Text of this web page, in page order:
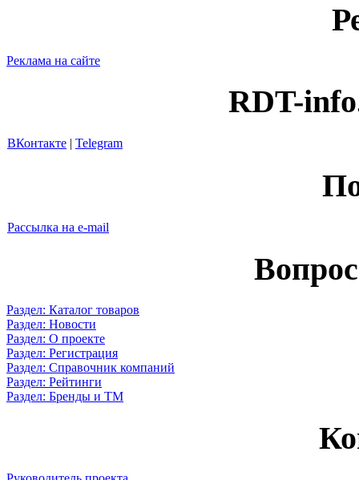
Реклама на сайте
RDT-
ВКонтакте | Telegram
Рассылка на e-mail
Раздел: Каталог товаров
Раздел: Новости
Раздел: О проекте
Раздел: Регистрация
Раздел: Справочник компаний
Раздел: Рейтинги
Раздел: Бренды и ТМ